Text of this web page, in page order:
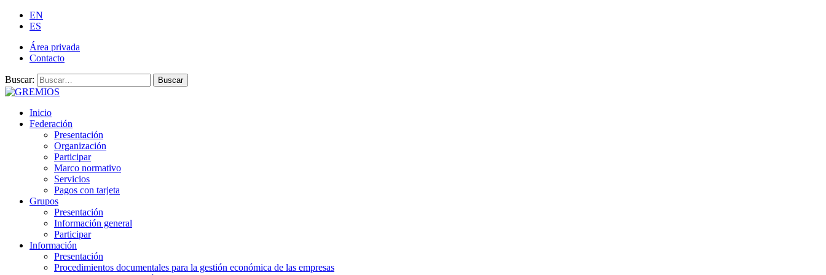
EN
ES
Área privada
Contacto
Buscar: Buscar
Inicio
Federación
Presentación
Organización
Participar
Marco normativo
Servicios
Pagos con tarjeta
Grupos
Presentación
Información general
Participar
Información
Presentación
Procedimientos documentales para la gestión económica de las empresas